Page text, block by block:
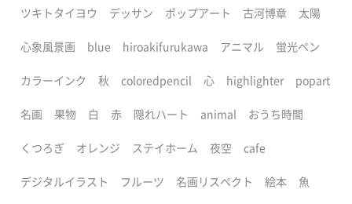
ツキトタイヨウ デッサン ポップアート 古河博章 太陽
心象風景画 blue hiroakifurukawa アニマル 蛍光ペン
カラーインク 秋 coloredpencil 心 highlighter popart
名画 果物 白 赤 隠れハート animal おうち時間
くつろぎ オレンジ ステイホーム 夜空 cafe
デジタルイラスト フルーツ 名画リスペクト 絵本 魚